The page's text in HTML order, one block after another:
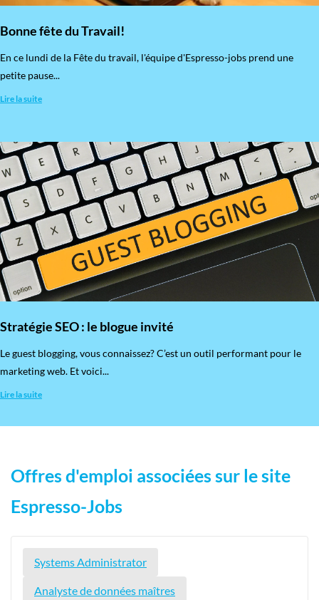
Bonne fête du Travail!
En ce lundi de la Fête du travail, l'équipe d'Espresso-jobs prend une
petite pause...
Lire la suite
Stratégie SEO : le blogue invité
​Le guest blogging, vous connaissez? C’est un outil performant pour le
marketing web. Et voici...
Lire la suite
Offres d'emploi associées sur le site
Espresso-Jobs
Systems Administrator
Analyste de données maîtres